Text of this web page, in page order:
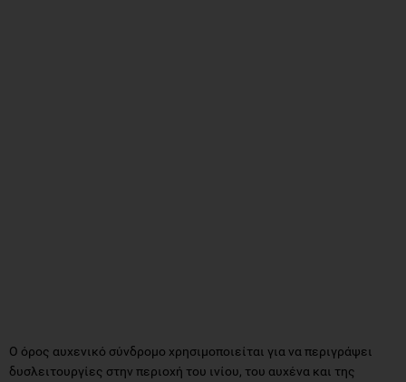
Ο όρος αυχενικό σύνδρομο χρησιμοποιείται για να περιγράψει
δυσλειτουργίες στην περιοχή του ινίου, του αυχένα και της